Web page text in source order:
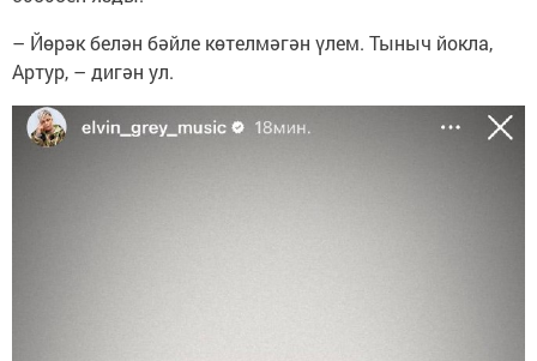
– Йөрәк белән бәйле көтелмәгән үлем. Тыныч йокла,
Артур, – дигән ул.